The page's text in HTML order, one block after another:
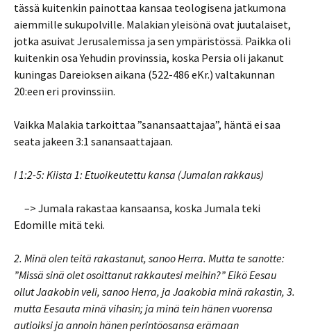
tässä kuitenkin painottaa kansaa teologisena jatkumona
aiemmille sukupolville. Malakian yleisönä ovat juutalaiset,
jotka asuivat Jerusalemissa ja sen ympäristössä. Paikka oli
kuitenkin osa Yehudin provinssia, koska Persia oli jakanut
kuningas Dareioksen aikana (522-486 eKr.) valtakunnan
20:een eri provinssiin.
Vaikka Malakia tarkoittaa ”sanansaattajaa”, häntä ei saa
seata jakeen 3:1 sanansaattajaan.
I 1:2-5: Kiista 1: Etuoikeutettu kansa (Jumalan rakkaus)
–> Jumala rakastaa kansaansa, koska Jumala teki
Edomille mitä teki.
2. Minä olen teitä rakastanut, sanoo Herra. Mutta te sanotte:
”Missä sinä olet osoittanut rakkautesi meihin?” Eikö Eesau
ollut Jaakobin veli, sanoo Herra, ja Jaakobia minä rakastin, 3.
mutta Eesauta minä vihasin; ja minä tein hänen vuorensa
autioiksi ja annoin hänen perintöosansa erämaan